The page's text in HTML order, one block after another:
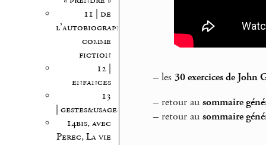
11 | de
l’autobiographie
comme
fiction
12 |
enfances
13
| gestes&usages
14bis, avec
Perec, La vie
– les 30 exercices de John
– retour au sommaire
– retour au sommaire